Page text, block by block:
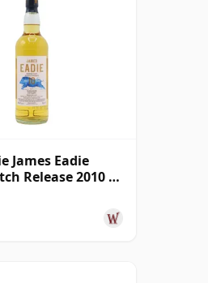
James Eadie
Release 2010 10